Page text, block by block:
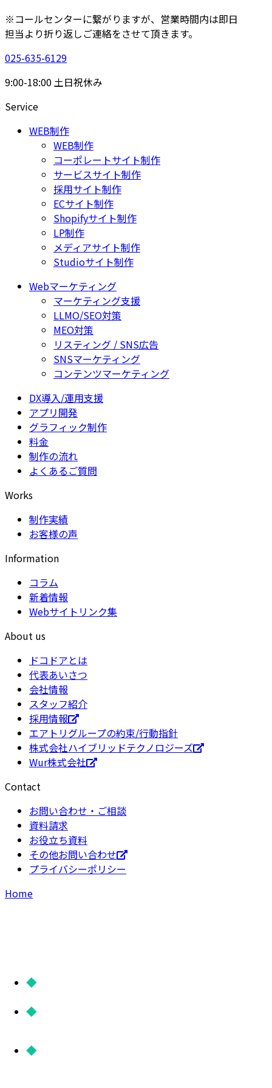
※コールセンターに繋がりますが、営業時間内は即日
担当より折り返しご連絡をさせて頂きます。
025-635-6129
9:00-18:00 土日祝休み
Service
WEB制作
WEB制作
コーポレートサイト制作
サービスサイト制作
採用サイト制作
ECサイト制作
Shopifyサイト制作
LP制作
メディアサイト制作
Studioサイト制作
Webマーケティング
マーケティング支援
LLMO/SEO対策
MEO対策
リスティング / SNS広告
SNSマーケティング
コンテンツマーケティング
DX導入/運用支援
アプリ開発
グラフィック制作
料金
制作の流れ
よくあるご質問
Works
制作実績
お客様の声
Information
コラム
新着情報
Webサイトリンク集
About us
ドコドアとは
代表あいさつ
会社情報
スタッフ紹介
採用情報
エアトリグループの約束/行動指針
株式会社ハイブリッドテクノロジーズ
Wur株式会社
Contact
お問い合わせ・ご相談
資料請求
お役立ち資料
その他お問い合わせ
プライバシーポリシー
Home